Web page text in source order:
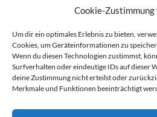
Cookie-
Um dir ein optimales Erlebnis zu bieten,
Cookies, um Geräteinformationen zu
Wenn du diesen Technologien zustimmst,
Surfverhalten oder eindeutige IDs auf dieser
deine Zustimmung nicht erteilst oder
Merkmale und Funktionen beeinträchtigt
Hauptabteilung II – Seelsorge
Pastorale Grunddienste und
Telefon: 0821 3166-2593
gemeindepastoral@bistum-